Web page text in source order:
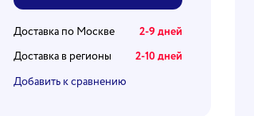
Доставка по Москве 2-9 дней
Доставка в регионы 2-10 дней
Добавить к сравнению